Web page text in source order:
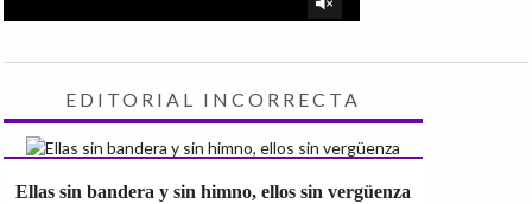
EDITORIAL INCORRECTA
Ellas sin bandera y sin himno, ellos sin vergüenza